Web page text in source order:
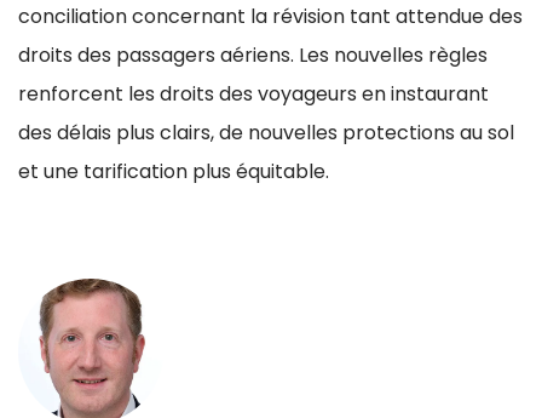
conciliation concernant la révision tant attendue des
droits des passagers aériens. Les nouvelles règles
renforcent les droits des voyageurs en instaurant
des délais plus clairs, de nouvelles protections au sol
et une tarification plus équitable.